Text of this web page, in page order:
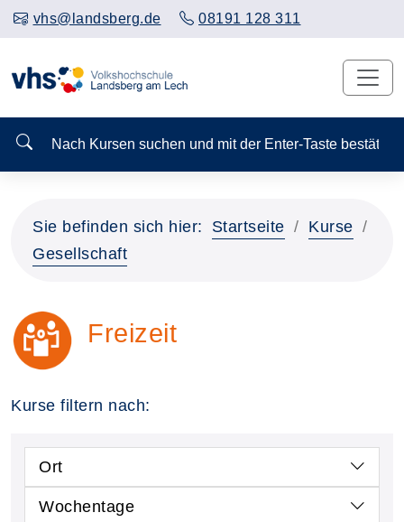
vhs@landsberg.de 08191 128 311
Nach Kursen suchen und mit der Enter-Taste
Sie befinden sich hier: Startseite
Kurse
Gesellschaft
Freizeit
Kurse filtern nach:
Ort
Wochentage